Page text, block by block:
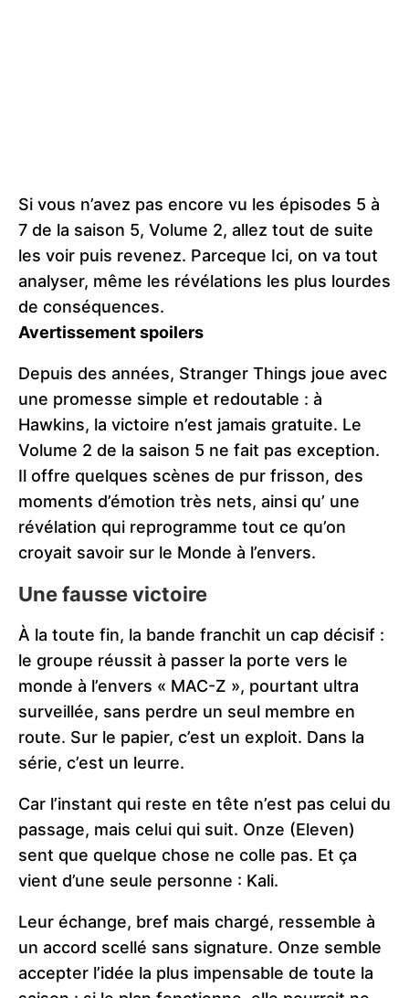
Si vous n’avez pas encore vu les épisodes 5 à
7 de la saison 5, Volume 2, allez tout de suite
les voir puis revenez. Parceque Ici, on va tout
analyser, même les révélations les plus lourdes
de conséquences.
Avertissement spoilers
Depuis des années, Stranger Things joue avec
une promesse simple et redoutable : à
Hawkins, la victoire n’est jamais gratuite. Le
Volume 2 de la saison 5 ne fait pas exception.
Il offre quelques scènes de pur frisson, des
moments d’émotion très nets, ainsi qu’ une
révélation qui reprogramme tout ce qu’on
croyait savoir sur le Monde à l’envers.
Une fausse victoire
À la toute fin, la bande franchit un cap décisif :
le groupe réussit à passer la porte vers le
monde à l’envers « MAC-Z », pourtant ultra
surveillée, sans perdre un seul membre en
route. Sur le papier, c’est un exploit. Dans la
série, c’est un leurre.
Car l’instant qui reste en tête n’est pas celui du
passage, mais celui qui suit. Onze (Eleven)
sent que quelque chose ne colle pas. Et ça
vient d’une seule personne : Kali.
Leur échange, bref mais chargé, ressemble à
un accord scellé sans signature. Onze semble
accepter l’idée la plus impensable de toute la